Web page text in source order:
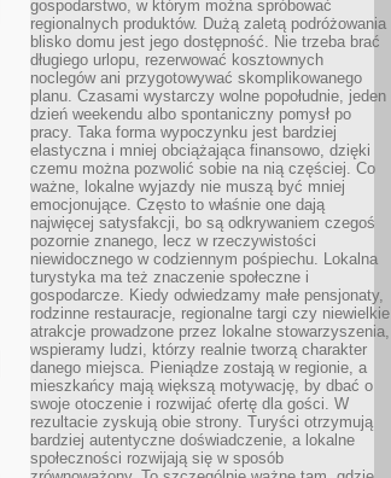
gospodarstwo, w którym można spróbować
regionalnych produktów. Dużą zaletą podróżowania
blisko domu jest jego dostępność. Nie trzeba brać
długiego urlopu, rezerwować kosztownych
noclegów ani przygotowywać skomplikowanego
planu. Czasami wystarczy wolne popołudnie, jeden
dzień weekendu albo spontaniczny pomysł po
pracy. Taka forma wypoczynku jest bardziej
elastyczna i mniej obciążająca finansowo, dzięki
czemu można pozwolić sobie na nią częściej. Co
ważne, lokalne wyjazdy nie muszą być mniej
emocjonujące. Często to właśnie one dają
najwięcej satysfakcji, bo są odkrywaniem czegoś
pozornie znanego, lecz w rzeczywistości
niewidocznego w codziennym pośpiechu. Lokalna
turystyka ma też znaczenie społeczne i
gospodarcze. Kiedy odwiedzamy małe pensjonaty,
rodzinne restauracje, regionalne targi czy niewielkie
atrakcje prowadzone przez lokalne stowarzyszenia,
wspieramy ludzi, którzy realnie tworzą charakter
danego miejsca. Pieniądze zostają w regionie, a
mieszkańcy mają większą motywację, by dbać o
swoje otoczenie i rozwijać ofertę dla gości. W
rezultacie zyskują obie strony. Turyści otrzymują
bardziej autentyczne doświadczenie, a lokalne
społeczności rozwijają się w sposób